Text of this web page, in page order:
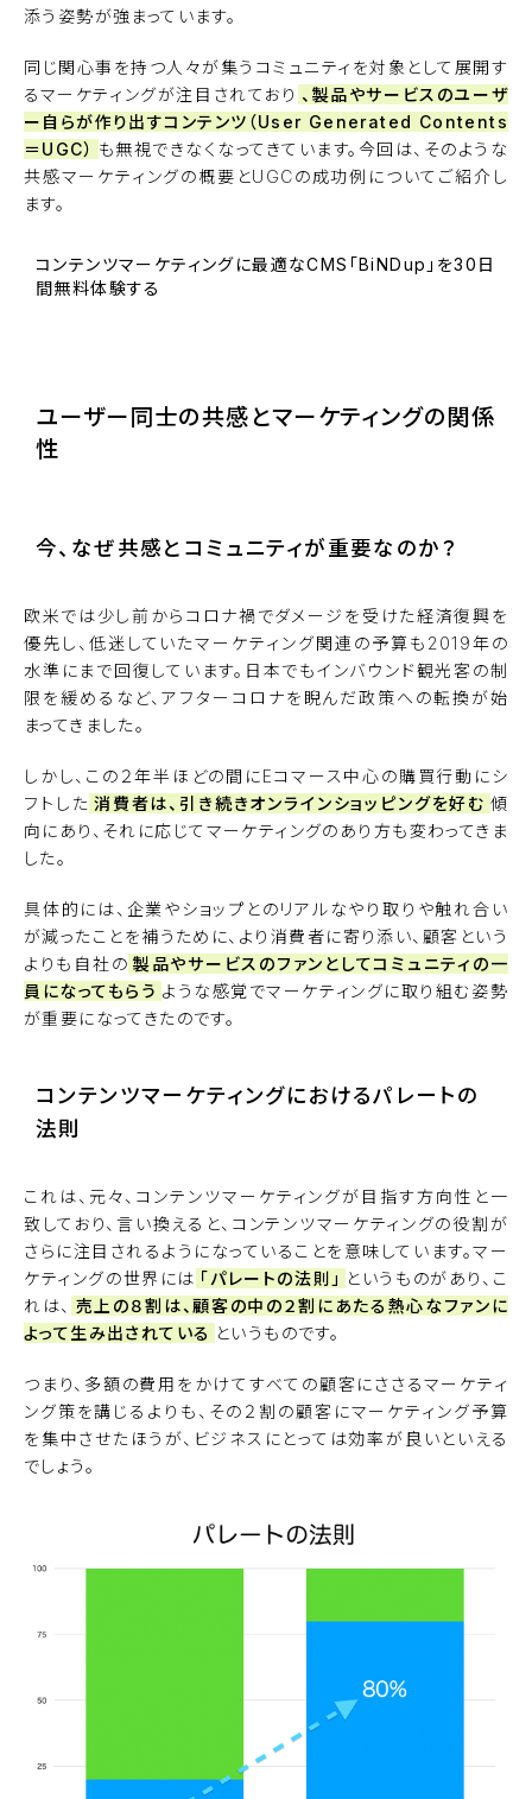
添う姿勢が強まっています。
同じ関心事を持つ人々が集うコミュニティを対象として展開す
るマーケティングが注目されており 、製品やサービスのユーザ
ー自らが作り出すコンテンツ（User Generated Contents
＝UGC） も無視できなくなってきています。今回は、そのような
共感マーケティングの概要とUGCの成功例についてご紹介し
ます。
コンテンツマーケティングに最適なCMS「BiNDup」を30日
間無料体験する
ユーザー同士の共感とマーケティングの関係
性
今、なぜ共感とコミュニティが重要なのか？
欧米では少し前からコロナ禍でダメージを受けた経済復興を
優先し、低迷していたマーケティング関連の予算も2019年の
水準にまで回復しています。日本でもインバウンド観光客の制
限を緩めるなど、アフターコロナを睨んだ政策への転換が始
まってきました。
しかし、この２年半ほどの間にEコマース中心の購買行動にシ
フトした 消費者は、引き続きオンラインショッピングを好む 傾
向にあり、それに応じてマーケティングのあり方も変わってきま
した。
具体的には、企業やショップとのリアルなやり取りや触れ合い
が減ったことを補うために、より消費者に寄り添い、顧客という
よりも自社の 製品やサービスのファンとしてコミュニティの一
員になってもらう ような感覚でマーケティングに取り組む姿勢
が重要になってきたのです。
コンテンツマーケティングにおけるパレートの
法則
これは、元々、コンテンツマーケティングが目指す方向性と一
致しており、言い換えると、コンテンツマーケティングの役割が
さらに注目されるようになっていることを意味しています。マー
ケティングの世界には 「パレートの法則」 というものがあり、こ
れは、 売上の８割は、顧客の中の２割にあたる熱心なファンに
よって生み出されている というものです。
つまり、多額の費用をかけてすべての顧客にささるマーケティ
ング策を講じるよりも、その２割の顧客にマーケティング予算
を集中させたほうが、ビジネスにとっては効率が良いといえる
でしょう。